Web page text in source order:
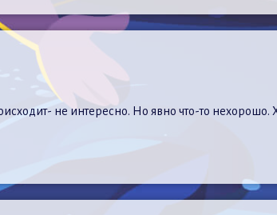
не интересно. Но явно что-то